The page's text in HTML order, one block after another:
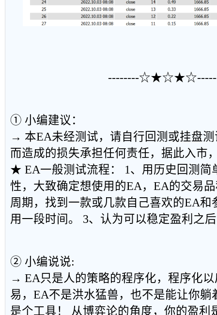
--------
① 小编建议：
→ 本EA未经测试，请自行回测或挂盘
而造成的损失承担任何责任，据此入市
★ EA一般测试流程： 1、用历史回测简
性，大致确定想使用的EA，EA的交易
周期，找到一款或几款自己喜欢的EA和
用一段时间。 3、认为可以稳定盈利之
② 小编说说:
→ EA只是人的策略的程序化，程序化
易，EA不是洪水猛兽，也不是能让你躺
是个工具！ 从博弈论的角度，你的盈利